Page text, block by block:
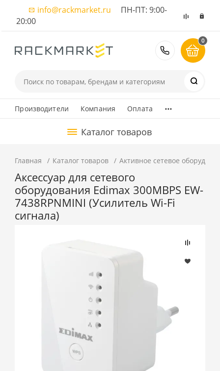
info@rackmarket.ru ПН-ПТ: 9:00-
20:00
8 (495)
0
Производители Компания Оплата ...
Каталог товаров
Главная Каталог товаров Активное сетевое
Аксессуар для сетевого
оборудования Edimax 300MBPS EW-
7438RPNMINI (Усилитель Wi-Fi
сигнала)